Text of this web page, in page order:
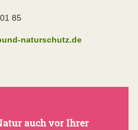
85
naturschutz.de
auch vor Ihrer